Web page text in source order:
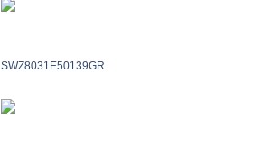
SWZ8031E50139GR